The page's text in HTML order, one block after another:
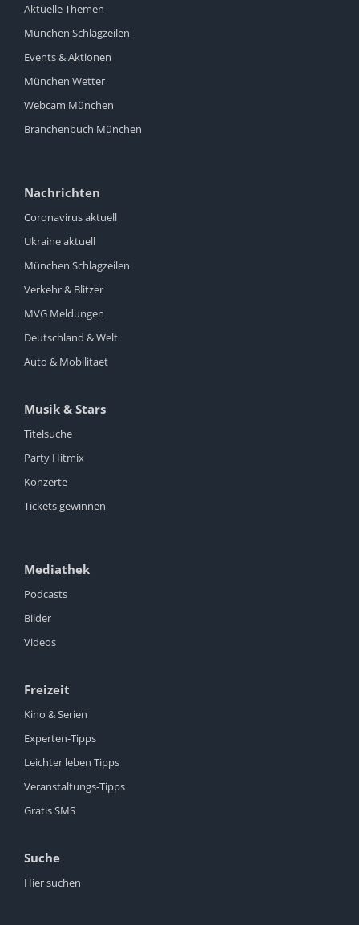
Aktuelle Themen
München Schlagzeilen
Events & Aktionen
München Wetter
Webcam München
Branchenbuch München
Nachrichten
Coronavirus aktuell
Ukraine aktuell
München Schlagzeilen
Verkehr & Blitzer
MVG Meldungen
Deutschland & Welt
Auto & Mobilitaet
Musik & Stars
Titelsuche
Party Hitmix
Konzerte
Tickets gewinnen
Mediathek
Podcasts
Bilder
Videos
Freizeit
Kino & Serien
Experten-Tipps
Leichter leben Tipps
Veranstaltungs-Tipps
Gratis SMS
Suche
Hier suchen